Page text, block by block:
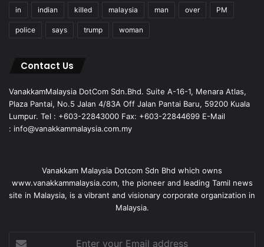
in indian killed malaysia man over PM
police says trump woman
Contact Us
VanakkamMalaysia DotCom Sdn.Bhd. Suite A-16-1, Menara Atlas,
Plaza Pantai, No.5 Jalan 4/83A Off Jalan Pantai Baru, 59200 Kuala
Lumpur. Tel : +603-22843000 Fax: +603-22844699 E-Mail
: info@vanakkammalaysia.com.my
Vanakkam Malaysia Dotcom Sdn Bhd which owns
www.vanakkammalaysia.com, the pioneer and leading Tamil news
site in Malaysia, is a vibrant and visionary corporate organization in
Malaysia.